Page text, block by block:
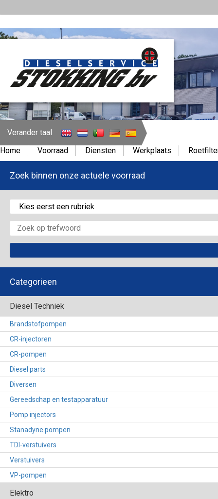
Verander taal
Home
Voorraad Diensten Werkplaats
Zoek binnen onze actuele voorraad
Categorieen
Diesel Techniek
Brandstofpompen
CR-injectoren
CR-pompen
Diesel parts
Diversen
Gereedschap en testapparatuur
Pomp injectors
Stanadyne pompen
TDI-verstuivers
Verstuivers
VP-pompen
Elektro